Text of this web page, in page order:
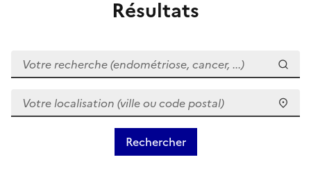
Résultats
Votre recherche (endométriose, cancer, ...)
Votre localisation (ville ou code postal)